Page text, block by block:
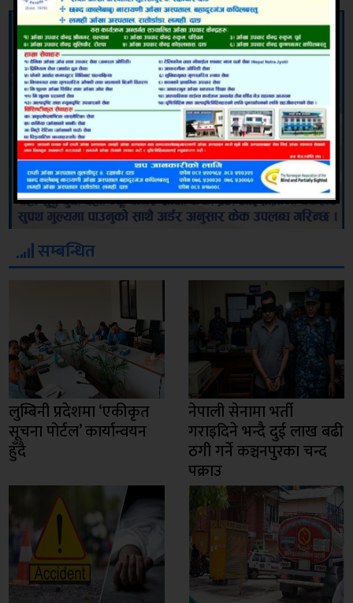
सम्बन्धित
लुम्बिनी प्रदेशमा ‘एकीकृत
सूचना पोर्टल’ कार्यान्वयन
हुँदै
नेपाली सेनामा भर्ती
गराइदिने भन्दै दुई लाख बढी
ठगी गर्ने कञ्चनपुरका चन्द
पक्राउ